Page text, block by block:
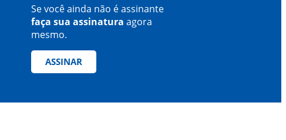
Se você ainda não é assinante
faça sua assinatura agora
mesmo.
ASSINAR